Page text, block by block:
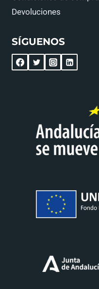
Devoluciones
SÍGUENOS